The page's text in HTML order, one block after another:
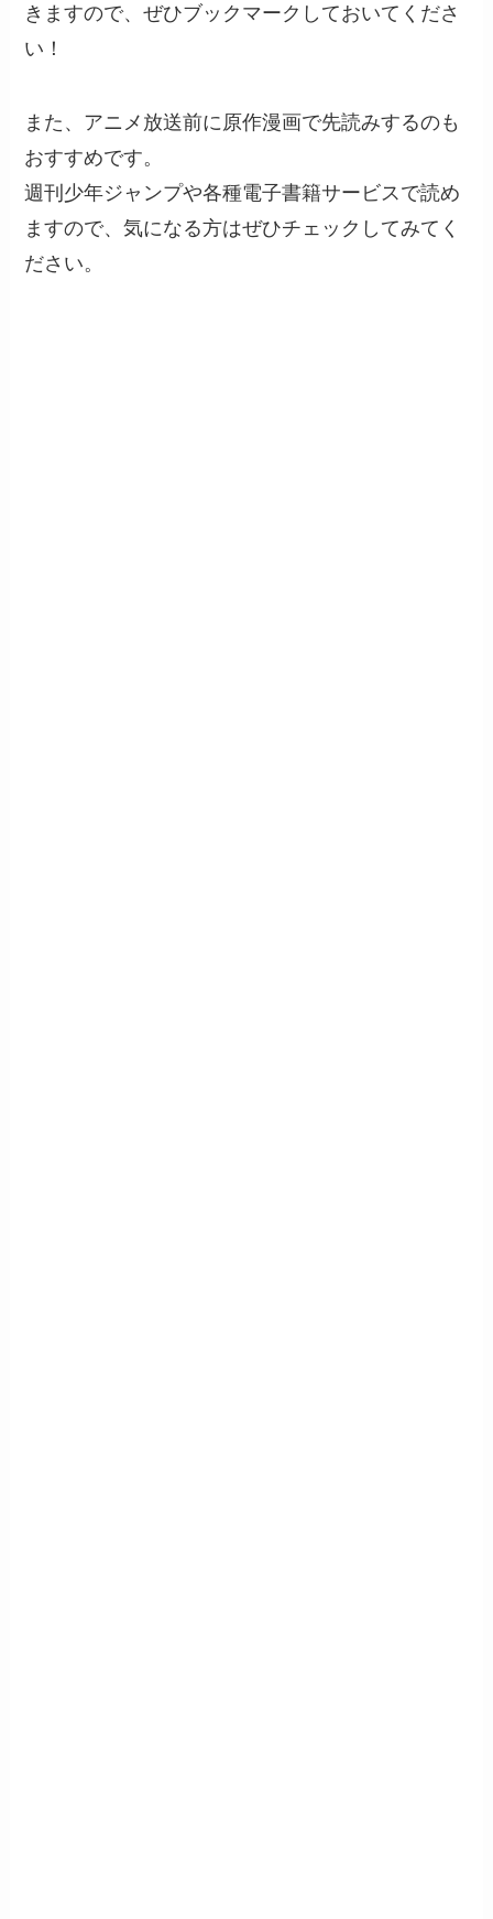
きますので、ぜひブックマークしておいてくださ
い！
また、アニメ放送前に原作漫画で先読みするのも
おすすめです。
週刊少年ジャンプや各種電子書籍サービスで読め
ますので、気になる方はぜひチェックしてみてく
ださい。